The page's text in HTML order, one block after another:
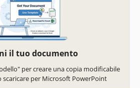
il tuo documento
per creare una copia modificabile
scaricare per Microsoft PowerPoint